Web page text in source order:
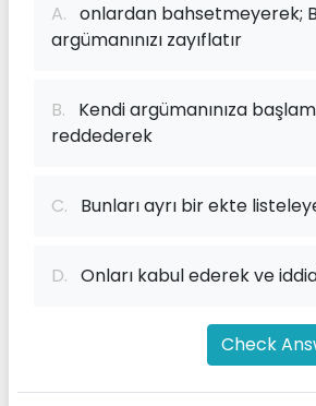
A. onlardan bahsetmeyerek;
argümanınızı zayıflatır
B. Kendi argümanınıza
reddederek
C. Bunları ayrı bir ekte
D. Onları kabul ederek ve
Check